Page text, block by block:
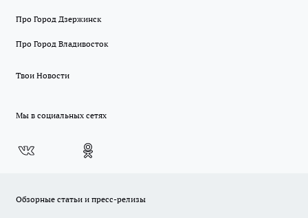
Про Город Дзержинск
Про Город Владивосток
Твои Новости
Мы в социальных сетях
Обзорные статьи и пресс-релизы